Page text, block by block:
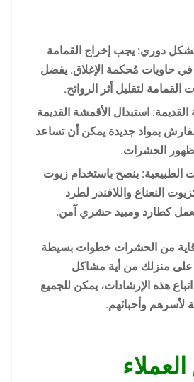
دوري: يجب إخراج القمامة
في حاويات مُحكمة الإغلاق. يفضل
القمامة لتقليل أثر الروائح.
استبدال الأقمشة القديمة
بمواد جديدة يمكن أن تساعد
الحشرات.
الطبيعية: ينصح باستخدام زيوت
النعناع واللافندر لطرد
تعمل كطارد ومبيد حشري آمن.
من الحشرات خطوات بسيطة
على منزلك من أية مشاكل
هذه الإرشادات، يمكن للجميع
لأسرهم وأحبائهم.